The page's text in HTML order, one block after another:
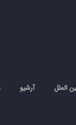
الملل آرشیو